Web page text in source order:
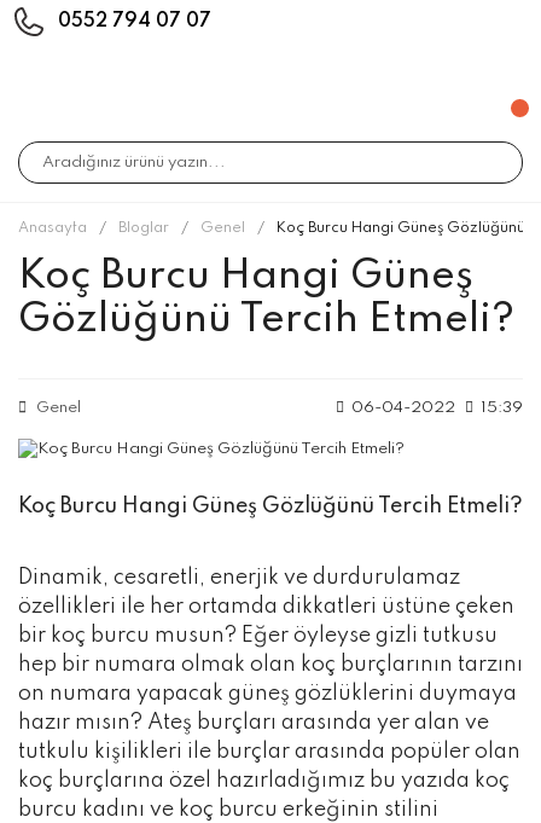
0552 794 07 07
Anasayfa Bloglar Genel Koç Burcu Hangi Güneş Gözlüğünü
Koç Burcu Hangi Güneş
Gözlüğünü Tercih Etmeli?
Genel 06-04-2022 15:39
Koç Burcu Hangi Güneş Gözlüğünü Tercih Etmeli?
Dinamik, cesaretli, enerjik ve durdurulamaz
özellikleri ile her ortamda dikkatleri üstüne çeken
bir koç burcu musun? Eğer öyleyse gizli tutkusu
hep bir numara olmak olan koç burçlarının tarzını
on numara yapacak güneş gözlüklerini duymaya
hazır mısın? Ateş burçları arasında yer alan ve
tutkulu kişilikleri ile burçlar arasında popüler olan
koç burçlarına özel hazırladığımız bu yazıda koç
burcu kadını ve koç burcu erkeğinin stilini